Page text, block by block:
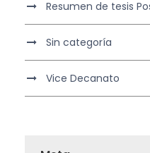
Resumen de tesis
Sin categoría
Vice Decanato